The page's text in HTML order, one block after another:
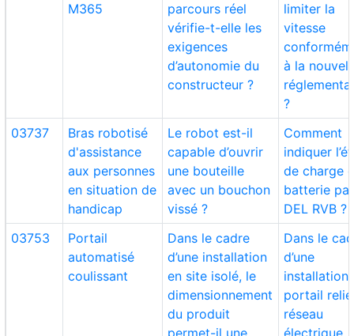
M365
parcours réel
vérifie-t-elle les
exigences
d’autonomie du
constructeur ?
limiter la
vitesse
à la
?
03737
Bras robotisé
d'assistance
aux personnes
en situation de
handicap
Le robot est-il
capable d’ouvrir
une bouteille
avec un bouchon
vissé ?
Comment
indiquer
de charge
batterie
DEL RVB ?
03753
Portail
automatisé
coulissant
Dans le cadre
d’une installation
en site isolé, le
dimensionnement
du produit
permet-il une
Dans le
d’une
installation
portail
réseau
électrique